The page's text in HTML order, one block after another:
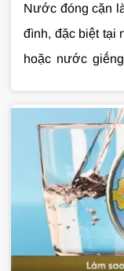
Nước đóng cặn
đình, đặc biệt tại
hoặc nước
thọ đường ống,
hoạt hằng
nước đóng cặn
chữa về lâu dài.
qua bài viết dưới